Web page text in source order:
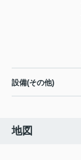
設備(その他)
地図